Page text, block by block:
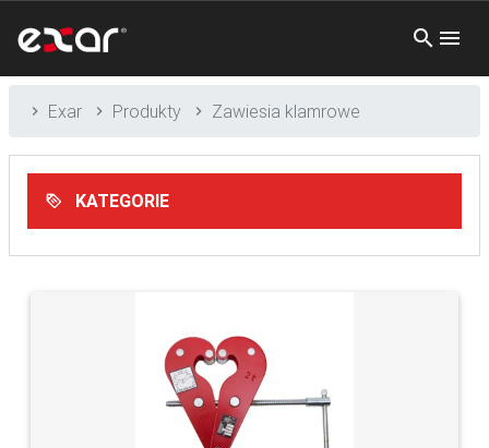
Exar Produkty Zawiesia klamrowe
KATEGORIE